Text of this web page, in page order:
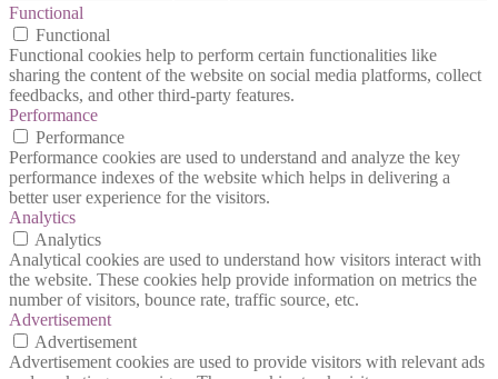
Functional
Functional
Functional cookies help to perform certain functionalities like
sharing the content of the website on social media platforms, collect
feedbacks, and other third-party features.
Performance
Performance
Performance cookies are used to understand and analyze the key
performance indexes of the website which helps in delivering a
better user experience for the visitors.
Analytics
Analytics
Analytical cookies are used to understand how visitors interact with
the website. These cookies help provide information on metrics the
number of visitors, bounce rate, traffic source, etc.
Advertisement
Advertisement
Advertisement cookies are used to provide visitors with relevant ads